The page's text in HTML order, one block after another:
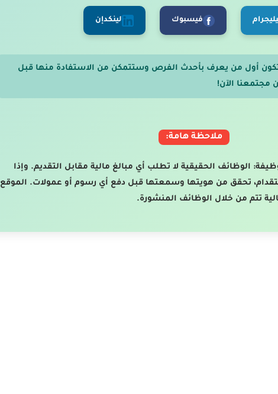
فيسبوك لينكدإن
أول من يعرف بأحدث الفرص وستتمكن من الاستفادة منها قبل
مجتمعنا الآن!
ملاحظة هامة:
وظيفة: الوظائف الحقيقية لا تطلب أي مبالغ مالية مقابل التقديم. وإذا
تحقق من هويتها وسمعتها قبل دفع أي رسوم أو عمولات. الموقع
تتم من خلال الوظائف المنشورة.